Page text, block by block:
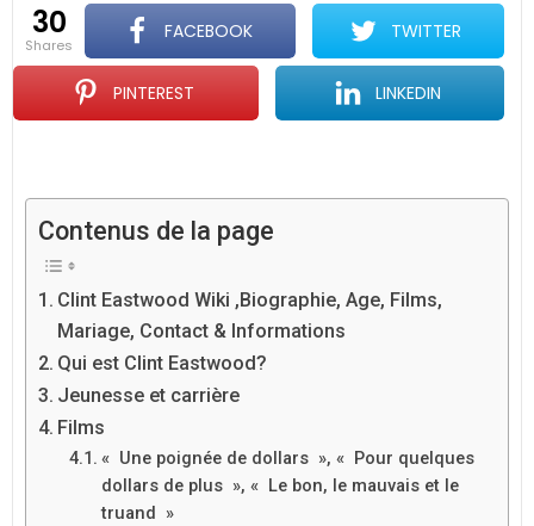
30
shares
FACEBOOK TWITTER
PINTEREST LINKEDIN
Contenus de la page
Clint Eastwood Wiki ,Biographie, Age, Films,
Mariage, Contact & Informations
Qui est Clint Eastwood?
Jeunesse et carrière
Films
« Une poignée de dollars », « Pour quelques
dollars de plus », « Le bon, le mauvais et le
truand »